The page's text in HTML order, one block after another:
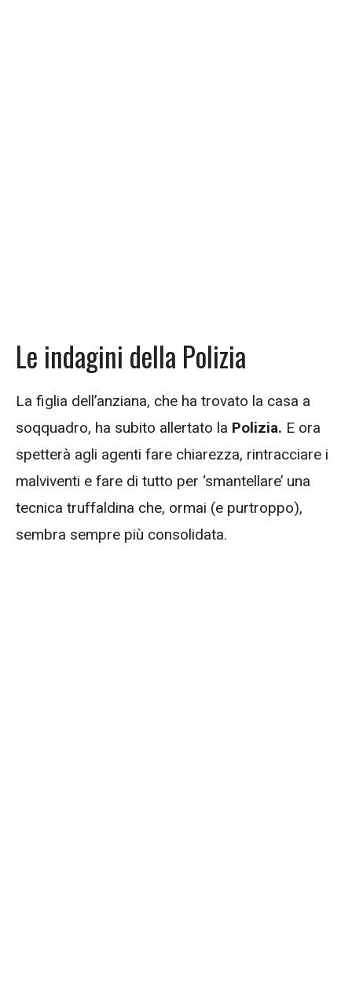
Le indagini della Polizia
La figlia dell’anziana, che ha trovato la casa a
soqquadro, ha subito allertato la Polizia. E ora
spetterà agli agenti fare chiarezza, rintracciare i
malviventi e fare di tutto per ‘smantellare’ una
tecnica truffaldina che, ormai (e purtroppo),
sembra sempre più consolidata.